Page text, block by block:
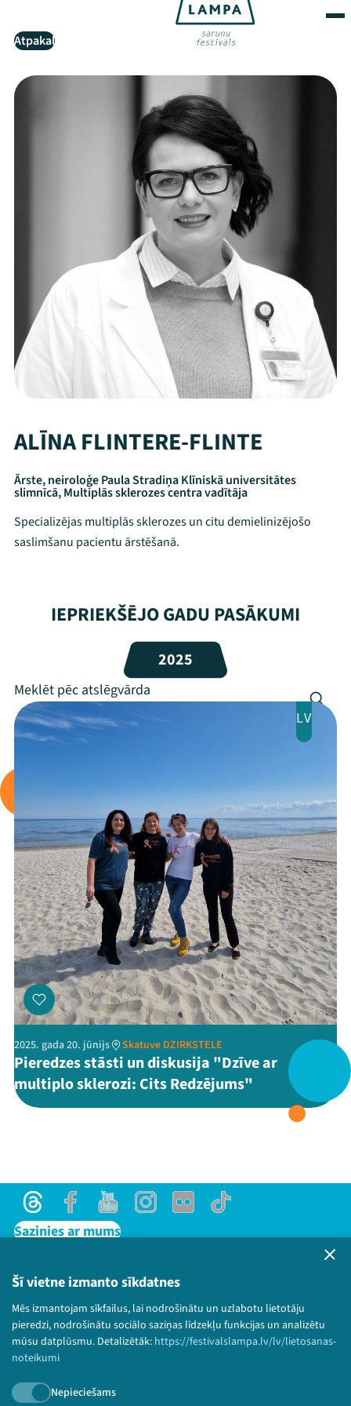
Šī vietne izmanto sīkdatnes
Mēs izmantojam sīkfailus, lai nodrošinātu un uzlabotu lietotāju
pieredzi, nodrošinātu sociālo saziņas līdzekļu funkcijas un analizētu
mūsu datplūsmu. Detalizētāk: https://festivalslampa.lv/lv/lietosanas-
noteikumi
Nepieciešams
Mana programma
Festivāls
Programma
Jaunumi
Ziedo
Veikals
Kontakti
ThreadsFacebookYoutube
X Instagram TikTok
Atpakaļ
ALĪNA FLINTERE-FLINTE
Ārste, neiroloģe Paula Stradiņa Klīniskā universitātes
slimnīcā, Multiplās sklerozes centra vadītāja
Specializējas multiplās sklerozes un citu demielinizējošo
saslimšanu pacientu ārstēšanā.
IEPRIEKŠĒJO GADU PASĀKUMI
2025
LV
2025. gada 20. jūnijs Skatuve DZIRKSTELE
Pieredzes stāsti un diskusija "Dzīve ar
multiplo sklerozi: Cits Redzējums"
ThreadsFacebookYoutubeInstagram
Flick TikTok
Sazinies ar mums
Lietošanas noteikumi un sīkdatņu politika
Bērnu aizsardzības politika
© 2026 Sarunu festivāls LAMPA Visas tiesības
paturētas.